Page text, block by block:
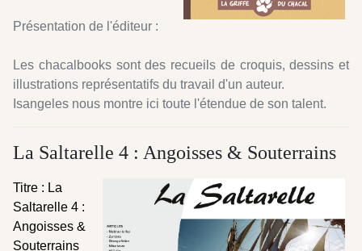
Présentation de l'éditeur :
Les chacalbooks sont des recueils de croquis, dessins et
illustrations représentatifs du travail d'un auteur.
Isangeles nous montre ici toute l'étendue de son talent.
La Saltarelle 4 : Angoisses & Souterrains
Titre : La
Saltarelle 4 :
Angoisses &
Souterrains